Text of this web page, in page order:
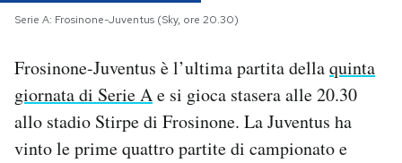
I MIEI PREFERITI
SHOP
CALENDARIO
Serie A: Frosinone-Juventus (Sky, ore 20.30)
Frosinone-Juventus è l’ultima partita dellaquinta
giornata di Serie Ae si gioca stasera alle 20.30
allo stadio Stirpe di Frosinone. La Juventus ha
vinto le prime quattro partite di campionato e